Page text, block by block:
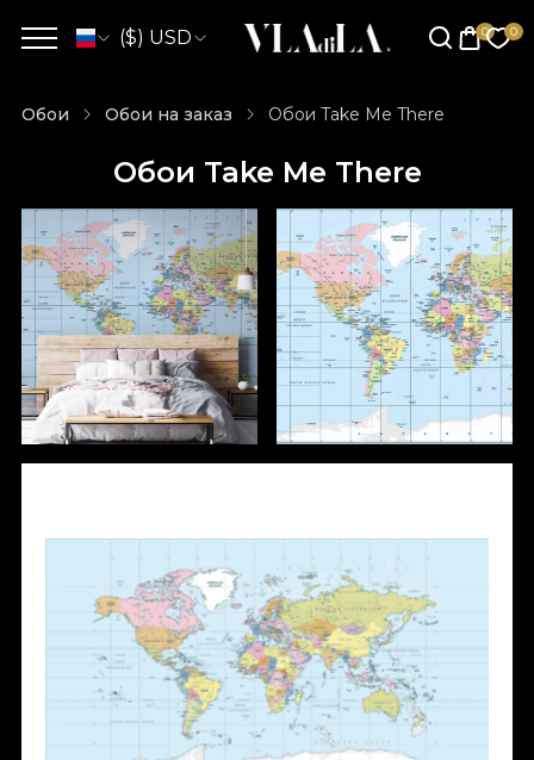
($) USD
Обои Обои на заказ Обои Take Me There
Обои Take Me There